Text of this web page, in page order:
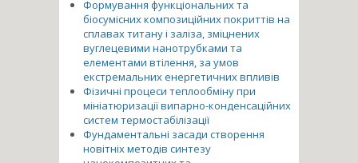
Формування функціональних та
біосумісних композиційних покриттів на
сплавах титану і заліза, зміцнених
вуглецевими нанотрубками та
елементами втілення, за умов
екстремальних енергетичних впливів
Фізичні процеси теплообміну при
мініатюризації випарно-конденсаційних
систем термостабілізації
Фундаментальні засади створення
новітніх методів синтезу